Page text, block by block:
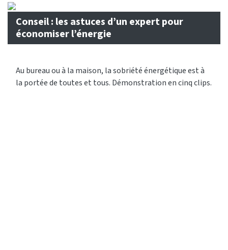
Conseil : les astuces d’un expert pour
économiser l’énergie
Au bureau ou à la maison, la sobriété énergétique est à
la portée de toutes et tous. Démonstration en cinq clips.